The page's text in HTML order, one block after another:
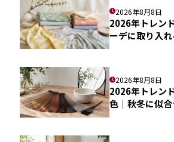
2026年8月8日
2026年トレン
ーデに取り入
2026年8月8日
2026年トレン
色｜秋冬に似